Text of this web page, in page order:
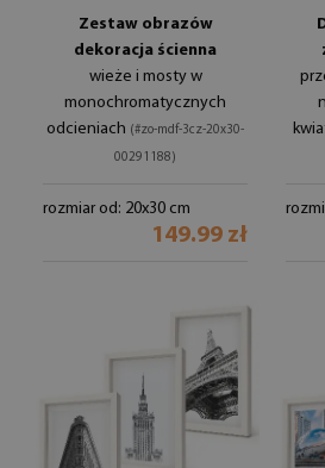
Zestaw obrazów
dekoracja ścienna
wieże i mosty w
monochromatycznych
odcieniach (#zo-mdf-3cz-20x30-
00291188)
rozmiar od: 20x30 cm
149.99 zł